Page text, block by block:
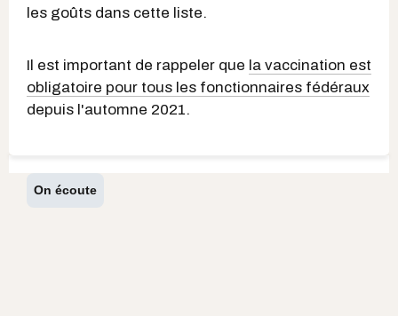
les goûts dans cette liste.
Il est important de rappeler que la vaccination est
obligatoire pour tous les fonctionnaires fédéraux
depuis l'automne 2021.
On écoute